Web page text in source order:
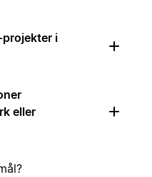
projekter i
eller